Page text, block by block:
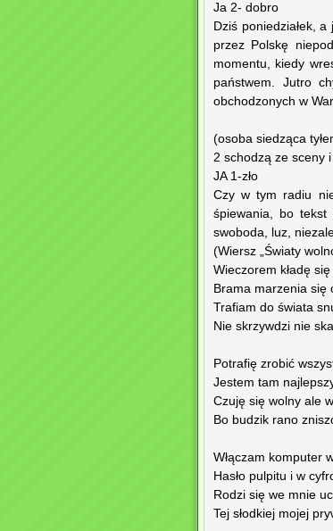
Ja 2- dobro
Dziś poniedziałek,
przez Polskę
momentu, kiedy
państwem. Jutro
obchodzonych w
(osoba siedząca
2 schodzą ze sceny
JA 1-zło
Czy w tym radiu
śpiewania, bo tekst
swoboda, luz,
(Wiersz „Światy
Wieczorem kładę
Brama marzenia się
Trafiam do świata
Nie skrzywdzi nie
Potrafię zrobić
Jestem tam
Czuję się wolny ale
Bo budzik rano
Włączam komputer
Hasło pulpitu i w
Rodzi się we mnie
Tej słodkiej mojej